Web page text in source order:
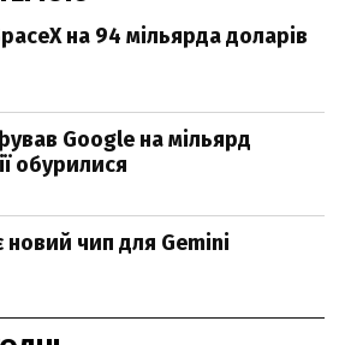
на 94 мільярда доларів
Google на мільярд
обурилися
чип для Gemini